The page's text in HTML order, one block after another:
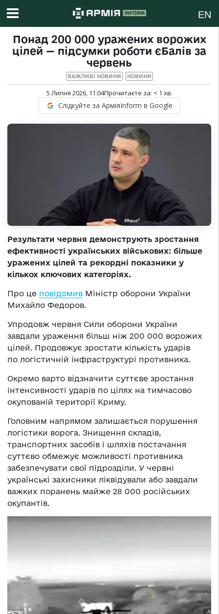
EN
Понад 200 000 уражених ворожих
цілей — підсумки роботи єБалів за
червень
ВАЖЛИВІ НОВИНИ НОВИНИ
5 Липня 2026, 11:04Прочитаєте за: < 1 хв.
Слідкуйте за АрміяInform в Google
Результати червня демонструють зростання
ефективності українських військових: більше
уражених цілей та рекордні показники у
кількох ключових категоріях.
Про це повідомив Міністр оборони України
Михайло Федоров.
Упродовж червня Сили оборони України
завдали ураження більш ніж 200 000 ворожих
цілей. Продовжує зростати кількість ударів
по логістичній інфраструктурі противника.
Окремо варто відзначити суттєве зростання
інтенсивності ударів по цілях на тимчасово
окупованій території Криму.
Головним напрямом залишається порушення
логістики ворога. Знищення складів,
транспортних засобів і шляхів постачання
суттєво обмежує можливості противника
забезпечувати свої підрозділи. У червні
українські захисники ліквідували або завдали
важких поранень майже 28 000 російських
окупантів.